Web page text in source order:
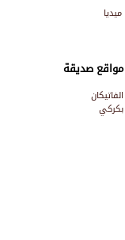
ميديا
مواقع صديقة
الفاتيكان
بكركي